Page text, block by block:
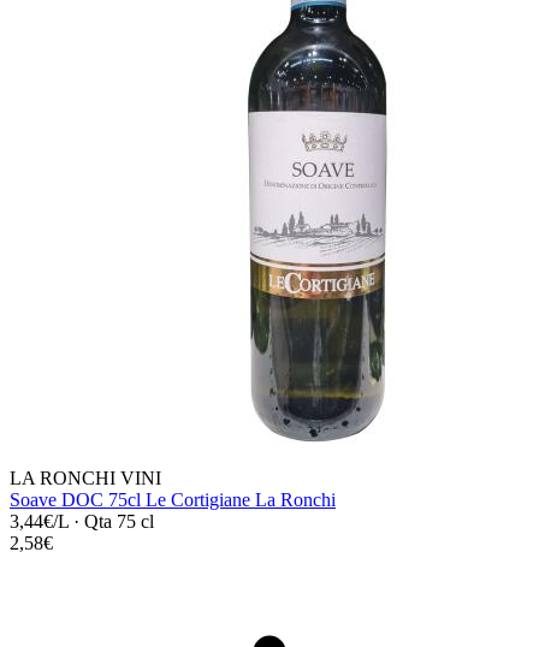
LA RONCHI VINI
Soave DOC 75cl Le Cortigiane La Ronchi
3,44€/L · Qta 75 cl
2,58€